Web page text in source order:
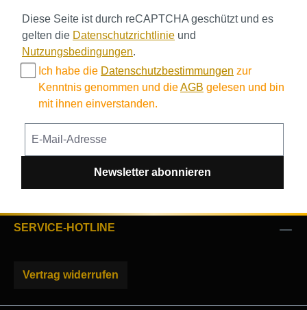
Diese Seite ist durch reCAPTCHA geschützt und es
gelten die Datenschutzrichtlinie und
Nutzungsbedingungen.
Ich habe die Datenschutzbestimmungen zur
Kenntnis genommen und dieAGB gelesen und bin
mit ihnen einverstanden.
Newsletter abonnieren
SERVICE-HOTLINE
Vertrag widerrufen